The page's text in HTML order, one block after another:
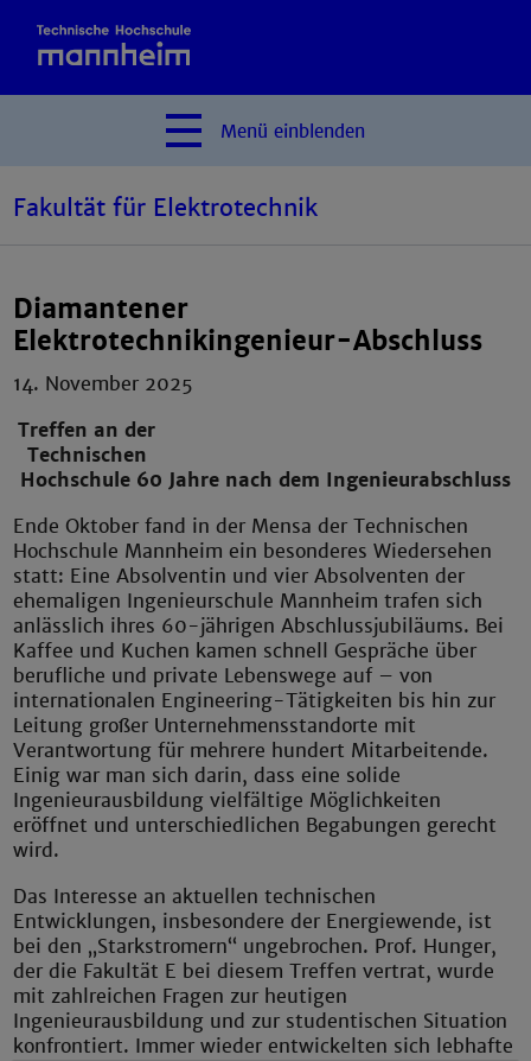
Menü einblenden
Fakultät für Elektrotechnik
Diamantener
Elektrotechnikingenieur-Abschluss
14. November 2025
Treffen an der
Technischen
Hochschule 60 Jahre nach dem Ingenieurabschluss
Ende Oktober fand in der Mensa der Technischen
Hochschule Mannheim ein besonderes Wiedersehen
statt: Eine Absolventin und vier Absolventen der
ehemaligen Ingenieurschule Mannheim trafen sich
anlässlich ihres 60-jährigen Abschlussjubiläums. Bei
Kaffee und Kuchen kamen schnell Gespräche über
berufliche und private Lebenswege auf – von
internationalen Engineering-Tätigkeiten bis hin zur
Leitung großer Unternehmensstandorte mit
Verantwortung für mehrere hundert Mitarbeitende.
Einig war man sich darin, dass eine solide
Ingenieurausbildung vielfältige Möglichkeiten
eröffnet und unterschiedlichen Begabungen gerecht
wird.
Das Interesse an aktuellen technischen
Entwicklungen, insbesondere der Energiewende, ist
bei den „Starkstromern“ ungebrochen. Prof. Hunger,
der die Fakultät E bei diesem Treffen vertrat, wurde
mit zahlreichen Fragen zur heutigen
Ingenieurausbildung und zur studentischen Situation
konfrontiert. Immer wieder entwickelten sich lebhafte